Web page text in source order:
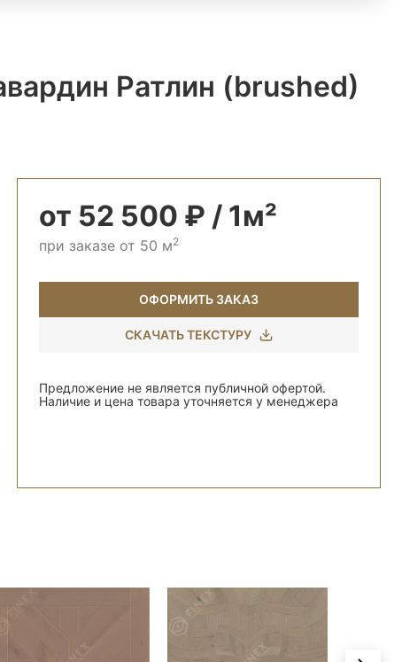
Ратлин (brushed)
от 52 500 ₽ / 1м²
при заказе от 50 м2
ОФОРМИТЬ ЗАКАЗ
СКАЧАТЬ ТЕКСТУРУ
Предложение не является публичной офертой.
Наличие и цена товара уточняется у менеджера